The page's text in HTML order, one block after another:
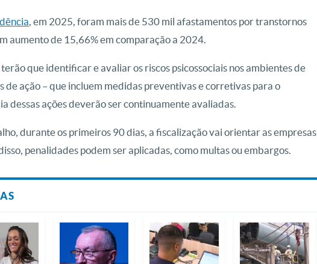
, em 2025, foram mais de 530 mil afastamentos por transtornos
aumento de 15,66% em comparação a 2024.
que identificar e avaliar os riscos psicossociais nos ambientes de
de ação – que incluem medidas preventivas e corretivas para o
dessas ações deverão ser continuamente avaliadas.
durante os primeiros 90 dias, a fiscalização vai orientar as empresas
penalidades podem ser aplicadas, como multas ou embargos.